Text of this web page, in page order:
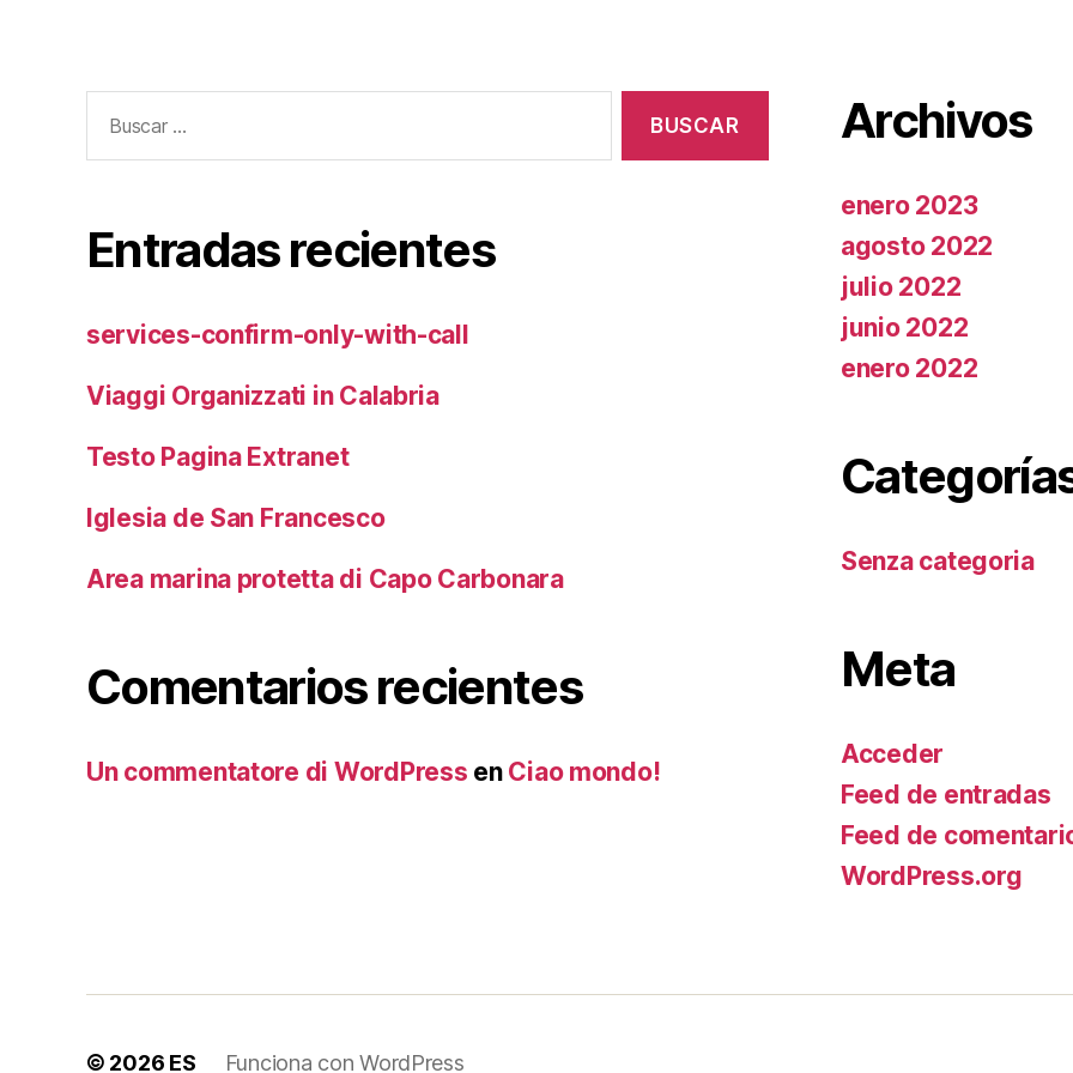
Entradas recientes
services-confirm-only-with-call
Viaggi Organizzati in Calabria
Testo Pagina Extranet
Iglesia de San Francesco
Area marina protetta di Capo Carbonara
Comentarios recientes
Un commentatore di WordPress en Ciao mondo!
Archivos
enero 2023
agosto 2022
julio 2022
junio 2022
enero 2022
Senza categoria
Meta
Acceder
Feed de entradas
Feed de
WordPress.org
© 2026 ES Funciona con WordPress